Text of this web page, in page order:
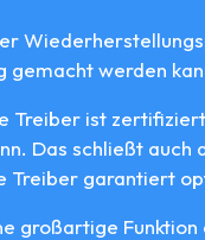
gemacht werden
Treiber ist
Das schließt auch
Treiber garantiert
großartige